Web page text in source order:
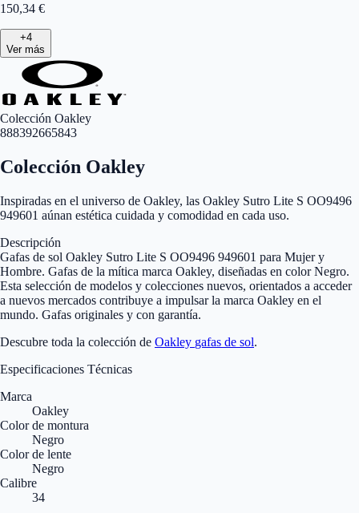
150,34 €
+4
Ver más
Colección Oakley
888392665843
Colección Oakley
Inspiradas en el universo de Oakley, las Oakley Sutro Lite S OO9496
949601 aúnan estética cuidada y comodidad en cada uso.
Descripción
Gafas de sol Oakley Sutro Lite S OO9496 949601 para Mujer y
Hombre. Gafas de la mítica marca Oakley, diseñadas en color Negro.
Esta selección de modelos y colecciones nuevos, orientados a acceder
a nuevos mercados contribuye a impulsar la marca Oakley en el
mundo. Gafas originales y con garantía.
Descubre toda la colección de Oakley gafas de sol.
Especificaciones Técnicas
Marca
Oakley
Color de montura
Negro
Color de lente
Negro
Calibre
34